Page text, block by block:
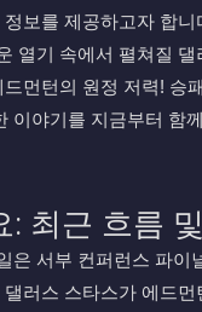
보를 제공하고자 합니
열기 속에서 펼쳐질
먼턴의 원정 저력! 승
이야기를 지금부터 함
최근 흐름
은 서부 컨퍼런스 파이
러스 스타스가 에드